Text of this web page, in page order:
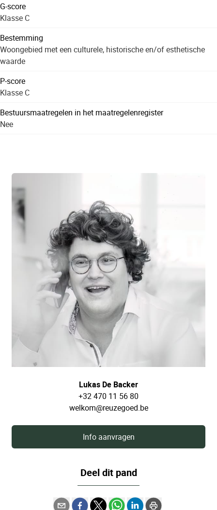
G-score
Klasse C
Bestemming
Woongebied met een culturele, historische en/of esthetische
waarde
P-score
Klasse C
Bestuursmaatregelen in het maatregelenregister
Nee
Lukas De Backer
+32 470 11 56 80
welkom@reuzegoed.be
Info aanvragen
Deel dit pand